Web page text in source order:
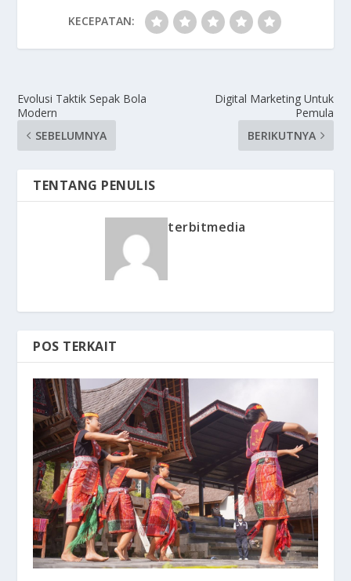
KECEPATAN:
Evolusi Taktik Sepak Bola
Modern
SEBELUMNYA
Digital Marketing Untuk
Pemula
BERIKUTNYA
TENTANG PENULIS
terbitmedia
POS TERKAIT